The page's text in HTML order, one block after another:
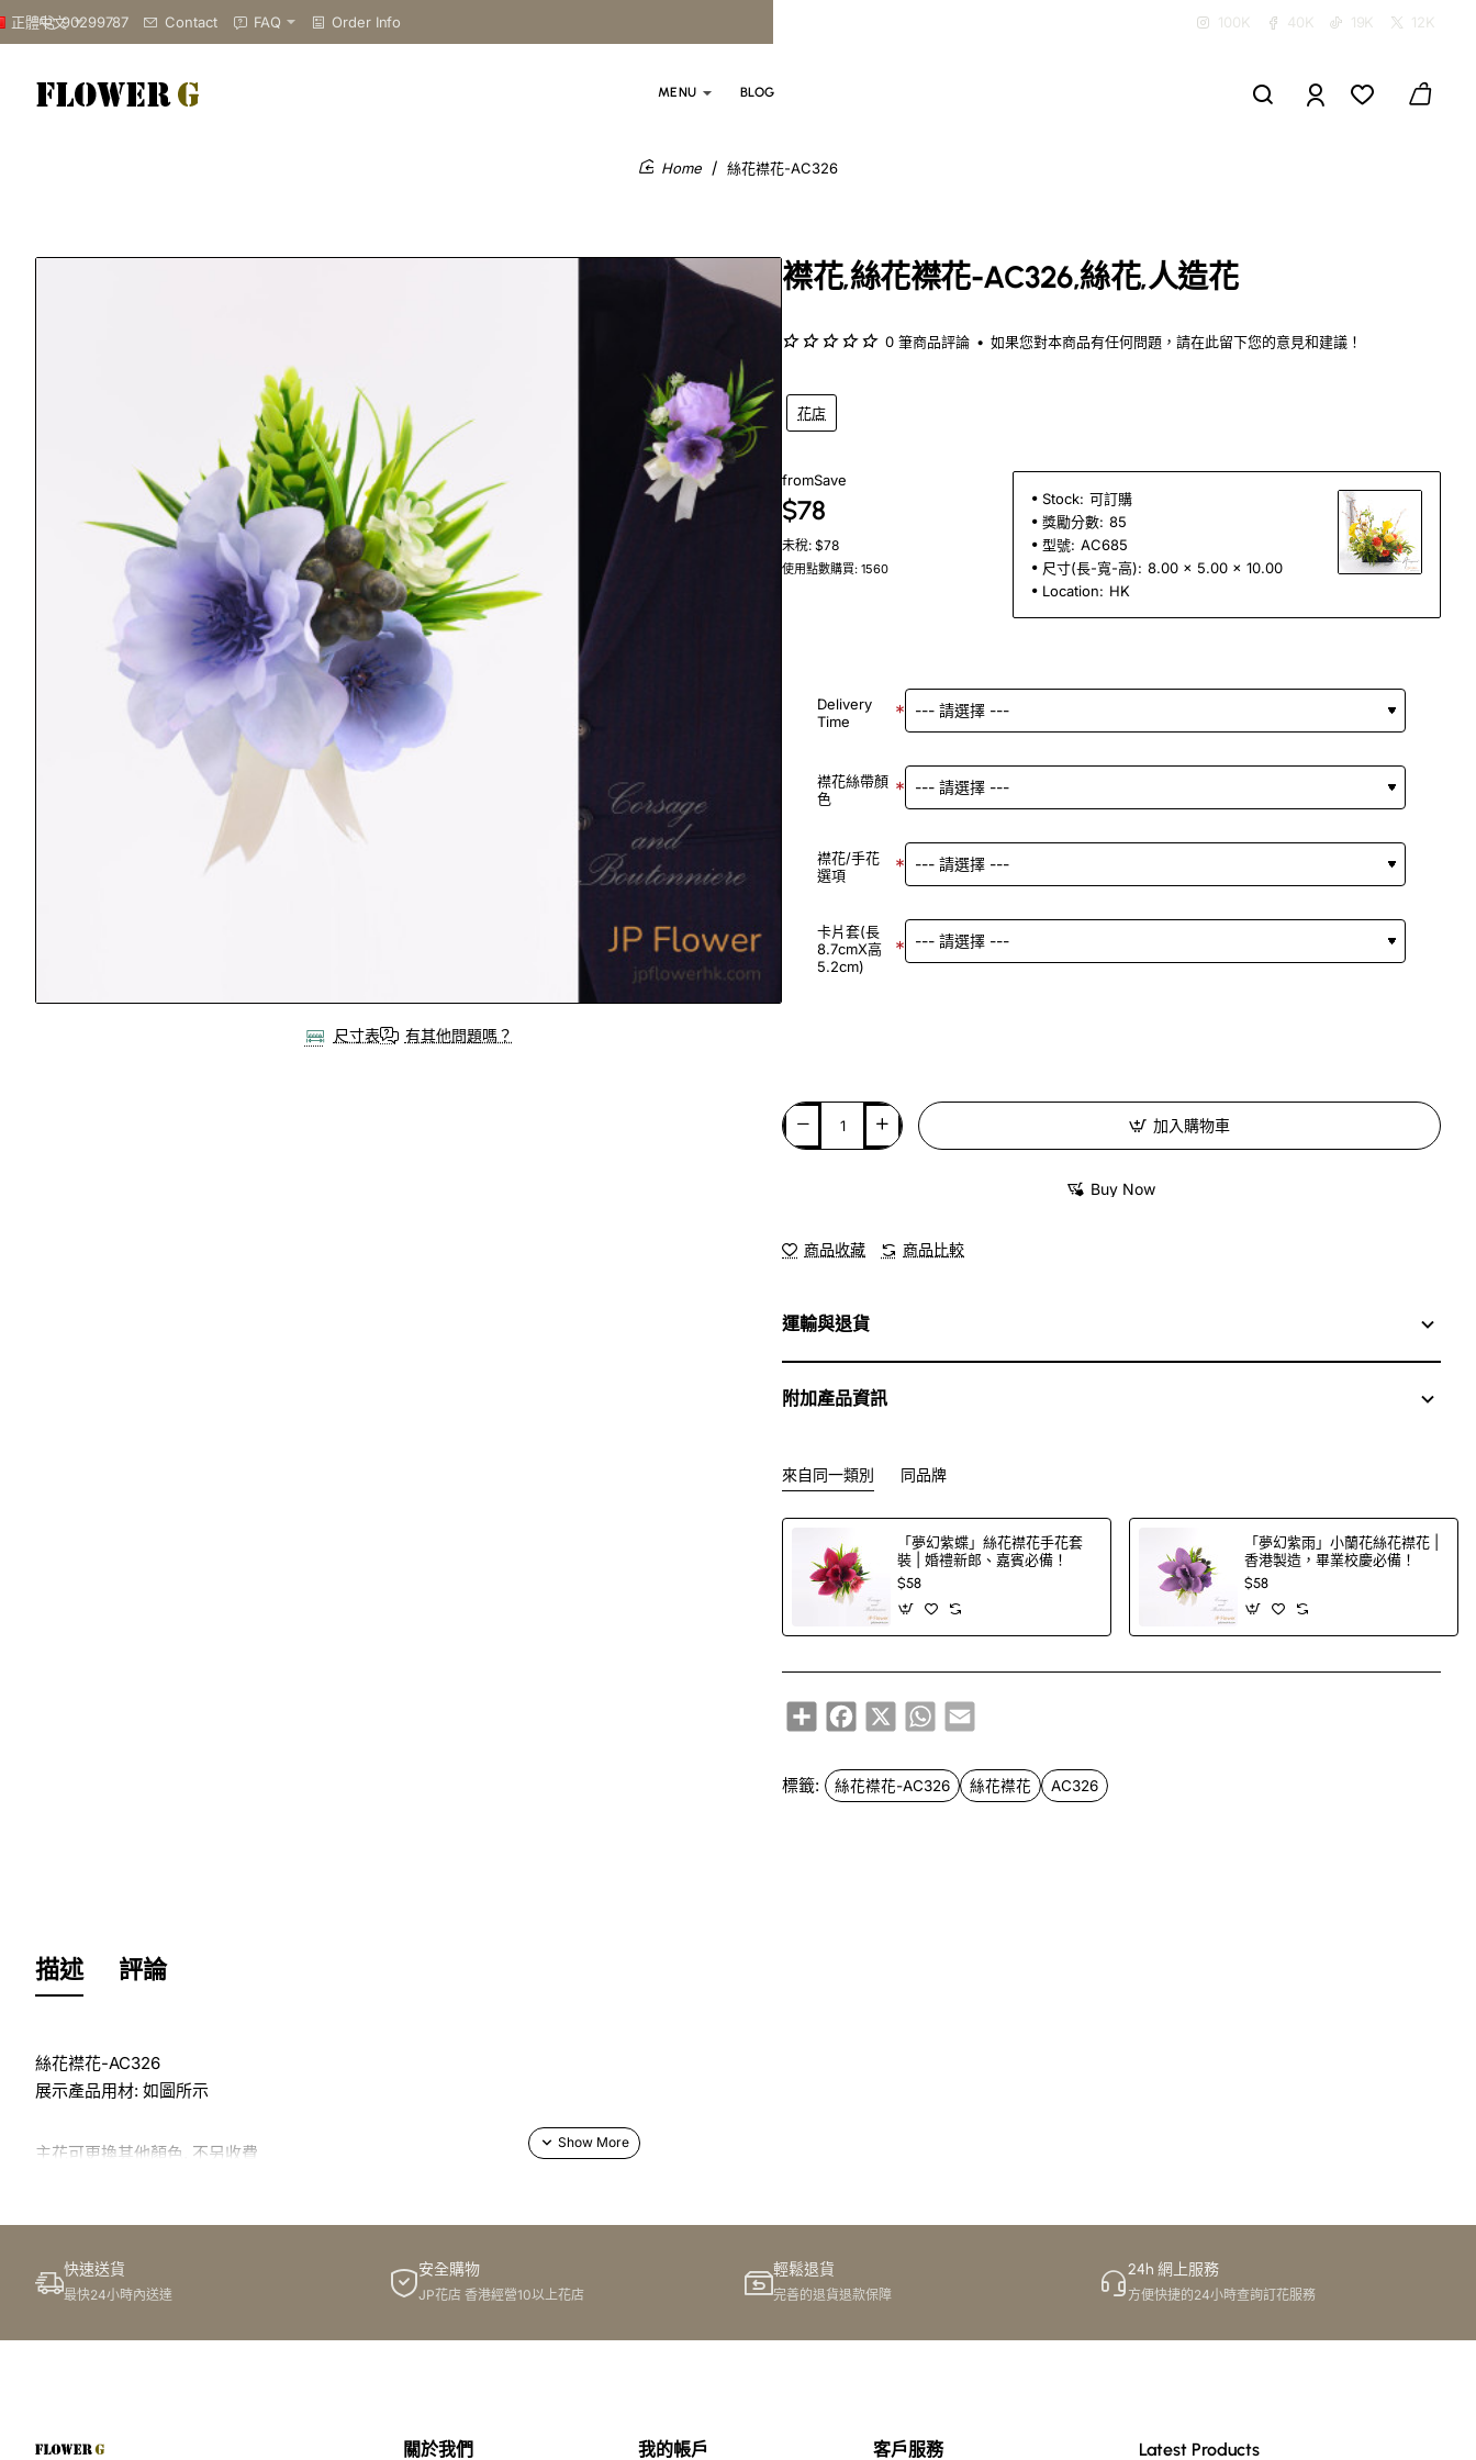
90299787 Contact FAQ Order Info
正體中文 100K 40K 19K 12K
MENU BLOG
絲花襟花-AC326
尺寸表 有其他問題嗎？
襟花,絲花襟花-AC326,絲花,人造花
花店
0 筆商品評論 • 如果您對本商品有任何問題，請在此留下您的意見和建議！
fromSave
$78
未稅: $78
使用點數購買: 1560
Stock: 可訂購
獎勵分數: 85
型號: AC685
尺寸(長-寬-高): 8.00 x 5.00 x 10.00
Location: HK
Delivery
Time
襟花絲帶顏
色
襟花/手花
選項
卡片套(長
8.7cmX高
5.2cm)
加入購物車
Buy Now
商品收藏 商品比較
運輸與退貨
附加產品資訊
來自同一類別 同品牌
「夢幻紫蝶」絲花襟花手花套
裝 | 婚禮新郎、嘉賓必備！
$58
「夢幻紫雨」小蘭花絲花襟花 |
香港製造，畢業校慶必備！
$58
ShareFacebook
X WhatsApp
Email
標籤: 絲花襟花-AC326 絲花襟花 AC326
描述 評論
絲花襟花-AC326
展示產品用材: 如圖所示
主花可更換其他顏色, 不另收費
訂購鮮花及手工製品前,為保障客戶利益,請閱讀 條款及細則
此花束價格不適用於(情人節期間 4/2-16/2)
快速送貨
最快24小時內送達
安全購物
JP花店 香港經營10以上花店
輕鬆退貨
完善的退貨退款保障
24h 網上服務
方便快捷的24小時查詢訂花服務
關於我們 我的帳戶 客戶服務 Latest Products